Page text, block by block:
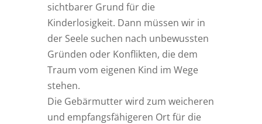
sichtbarer Grund für die
Kinderlosigkeit. Dann müssen wir in
der Seele suchen nach unbewussten
Gründen oder Konflikten, die dem
Traum vom eigenen Kind im Wege
stehen.
Die Gebärmutter wird zum weicheren
und empfangsfähigeren Ort für die